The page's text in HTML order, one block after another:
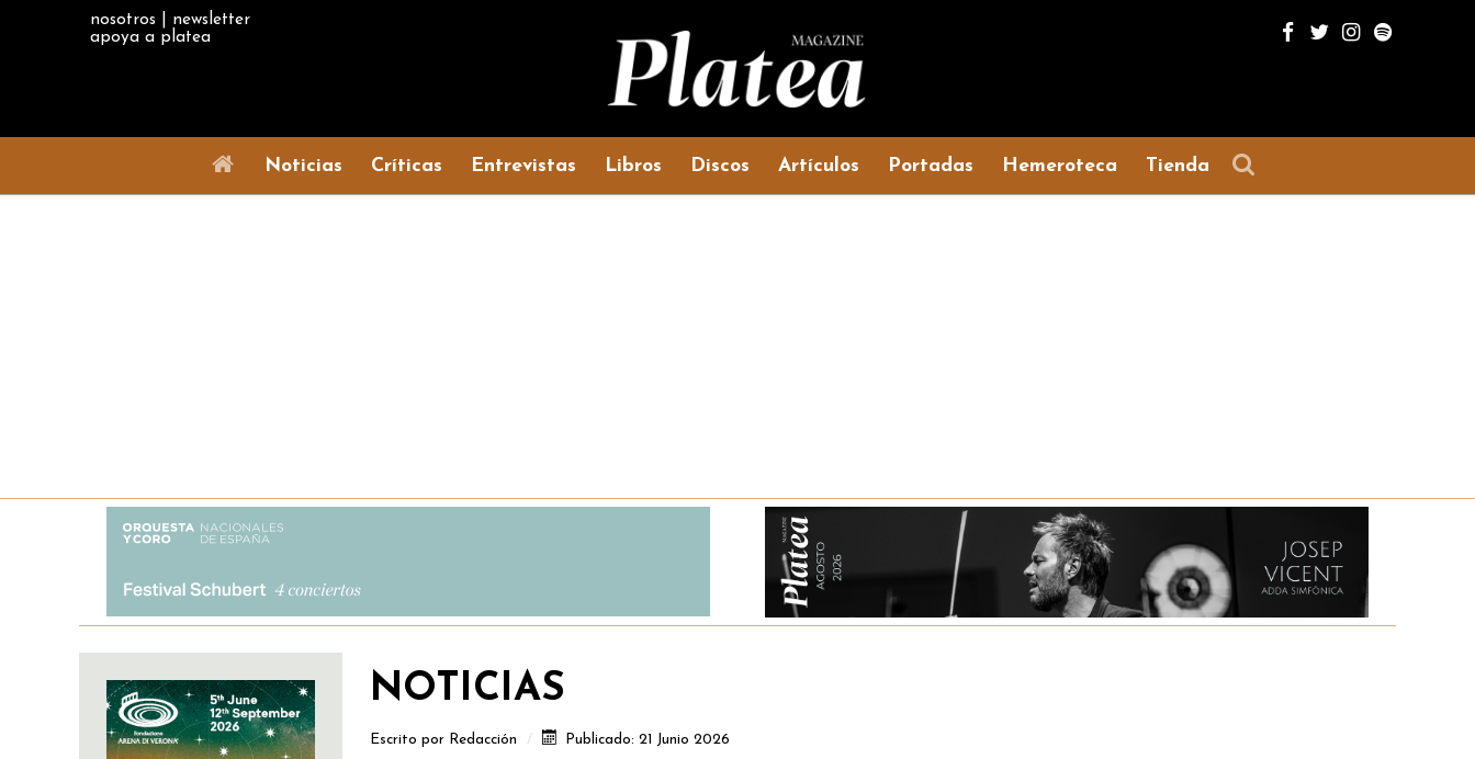
nosotros
newsletter
apoya a platea
Noticias Críticas Entrevistas Libros Discos Artículos Portadas Hemeroteca Tienda
NOTICIAS
Escrito por Redacción Publicado: 21 Junio 2026